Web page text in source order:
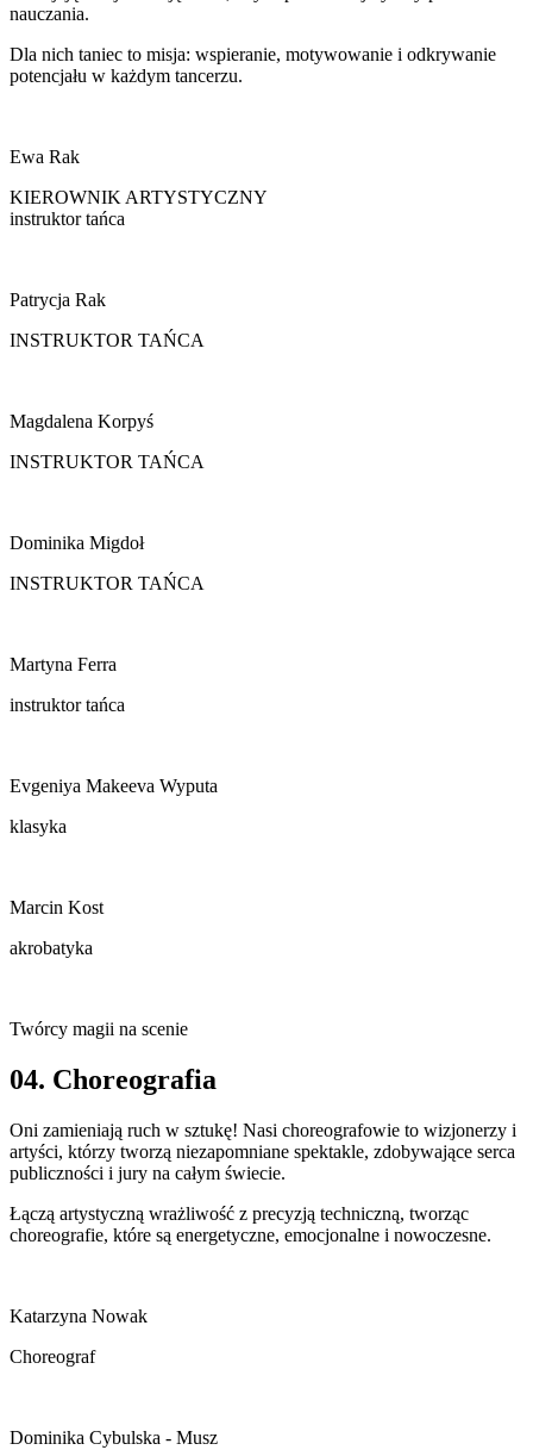
nauczania.
Dla nich taniec to misja: wspieranie, motywowanie i odkrywanie
potencjału w każdym tancerzu.
Ewa Rak
KIEROWNIK ARTYSTYCZNY
instruktor tańca
Patrycja Rak
INSTRUKTOR TAŃCA
Magdalena Korpyś
INSTRUKTOR TAŃCA
Dominika Migdoł
INSTRUKTOR TAŃCA
Martyna Ferra
instruktor tańca
Evgeniya Makeeva Wyputa
klasyka
Marcin Kost
akrobatyka
Twórcy magii na scenie
04. Choreografia
Oni zamieniają ruch w sztukę! Nasi choreografowie to wizjonerzy i
artyści, którzy tworzą niezapomniane spektakle, zdobywające serca
publiczności i jury na całym świecie.
Łączą artystyczną wrażliwość z precyzją techniczną, tworząc
choreografie, które są energetyczne, emocjonalne i nowoczesne.
Katarzyna Nowak
Choreograf
Dominika Cybulska - Musz